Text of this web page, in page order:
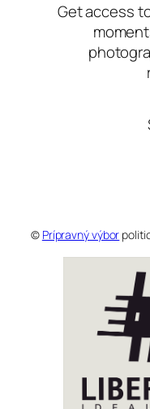
Get access
© Prípravný výbor